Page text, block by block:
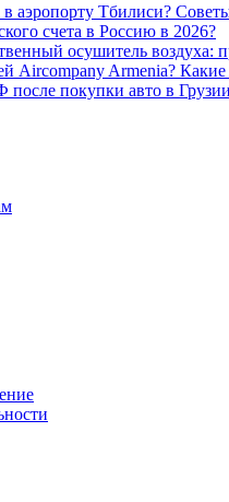
аэропорту Тбилиси?
счета в Россию в 2026?
осушитель воздуха:
Aircompany Armenia?
покупки авто в